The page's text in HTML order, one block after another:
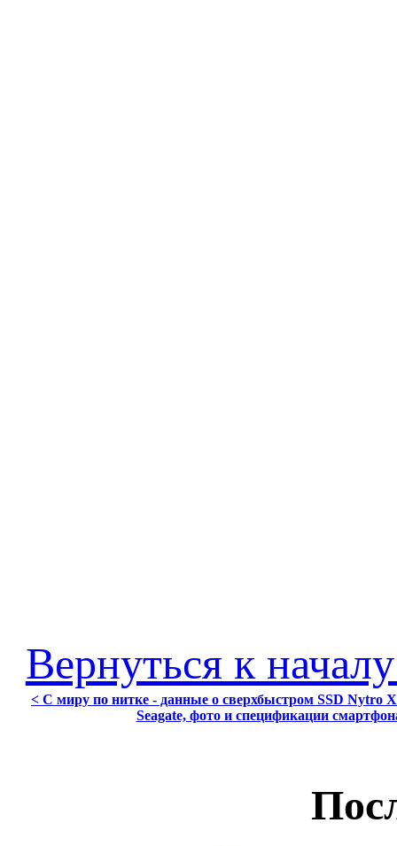
Вернуться к
< С миру по нитке - данные о сверхбыстром SSD Nytro
Seagate, фото и спецификации